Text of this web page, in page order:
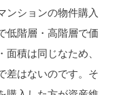
ンションの物件購入
低階層・高階層で価
積は同じなため、
差はないのです。そ